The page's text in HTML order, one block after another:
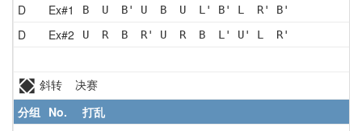
D Ex#1 B  U  B' U  B  U  L' B' L  R' B'
D Ex#2 U  R  B  R' U  R  B  L' U' L  R'
斜转 决赛
分组 No.
打乱